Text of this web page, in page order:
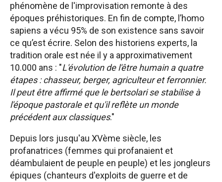
phénomène de l'improvisation remonte à des
époques préhistoriques. En fin de compte, l’homo
sapiens a vécu 95% de son existence sans savoir
ce qu’est écrire. Selon des historiens experts, la
tradition orale est née il y a approximativement
10.000 ans : "L'évolution de l'être humain a quatre
étapes : chasseur, berger, agriculteur et ferronnier.
Il peut être affirmé que le bertsolari se stabilise à
l'époque pastorale et qu'il reflète un monde
précédent aux classiques."
Depuis lors jusqu'au XVème siècle, les
profanatrices (femmes qui profanaient et
déambulaient de peuple en peuple) et les jongleurs
épiques (chanteurs d'exploits de guerre et de